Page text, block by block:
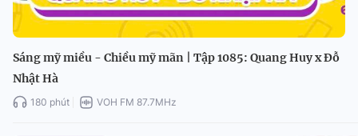
Sáng mỹ miều - Chiều mỹ mãn | Tập 1085: Quang Huy x Đỗ
Nhật Hà
180 phút VOH FM 87.7MHz